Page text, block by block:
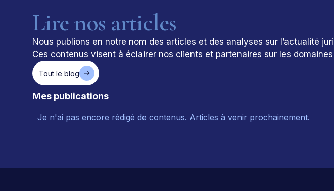
Lire nos articles
Nous publions en notre nom des articles et des analyses sur l’actualité
Ces contenus visent à éclairer nos clients et partenaires sur les
Tout le blog
Mes publications
Je n'ai pas encore rédigé de contenus. Articles à venir prochainement.